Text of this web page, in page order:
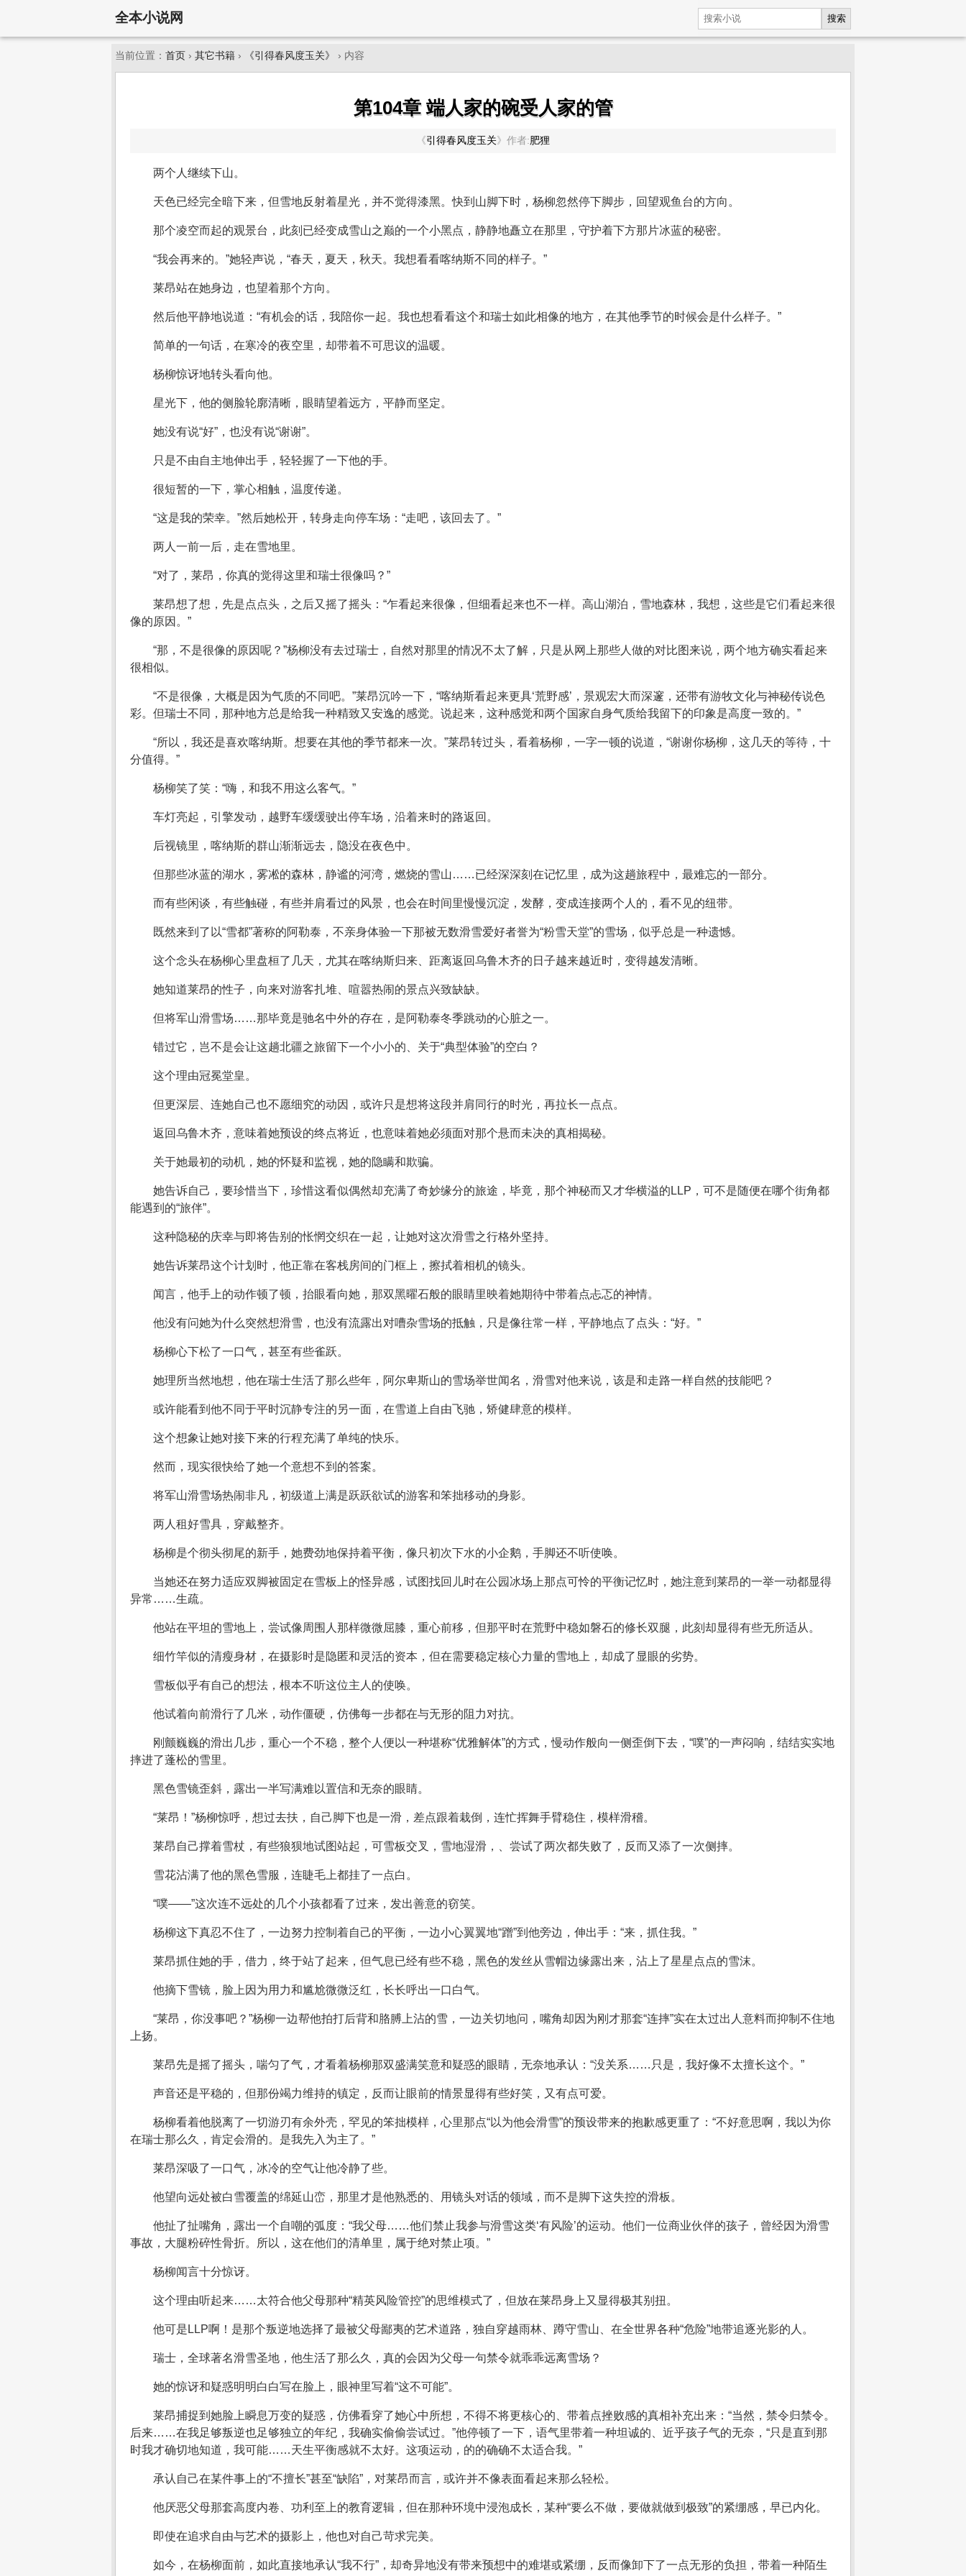
全本小说网 搜索
当前位置： 首页 › 其它书籍 › 《引得春风度玉关》 › 内容
第104章 端人家的碗受人家的管
《引得春风度玉关》 作者:肥狸
两个人继续下山。
天色已经完全暗下来，但雪地反射着星光，并不觉得漆黑。快到山脚下时，杨柳忽然停下脚步，回望观鱼台的方向。
那个凌空而起的观景台，此刻已经变成雪山之巅的一个小黑点，静静地矗立在那里，守护着下方那片冰蓝的秘密。
“我会再来的。”她轻声说，“春天，夏天，秋天。我想看看喀纳斯不同的样子。”
莱昂站在她身边，也望着那个方向。
然后他平静地说道：“有机会的话，我陪你一起。我也想看看这个和瑞士如此相像的地方，在其他季节的时候会是什么样子。”
简单的一句话，在寒冷的夜空里，却带着不可思议的温暖。
杨柳惊讶地转头看向他。
星光下，他的侧脸轮廓清晰，眼睛望着远方，平静而坚定。
她没有说“好”，也没有说“谢谢”。
只是不由自主地伸出手，轻轻握了一下他的手。
很短暂的一下，掌心相触，温度传递。
“这是我的荣幸。”然后她松开，转身走向停车场：“走吧，该回去了。”
两人一前一后，走在雪地里。
“对了，莱昂，你真的觉得这里和瑞士很像吗？”
莱昂想了想，先是点点头，之后又摇了摇头：“乍看起来很像，但细看起来也不一样。高山湖泊，雪地森林，我想，这些是它们看起来很
像的原因。”
“那，不是很像的原因呢？”杨柳没有去过瑞士，自然对那里的情况不太了解，只是从网上那些人做的对比图来说，两个地方确实看起来
很相似。
“不是很像，大概是因为气质的不同吧。”莱昂沉吟一下，“喀纳斯看起来更具‘荒野感’，景观宏大而深邃，还带有游牧文化与神秘传说色
彩。但瑞士不同，那种地方总是给我一种精致又安逸的感觉。说起来，这种感觉和两个国家自身气质给我留下的印象是高度一致的。”
“所以，我还是喜欢喀纳斯。想要在其他的季节都来一次。”莱昂转过头，看着杨柳，一字一顿的说道，“谢谢你杨柳，这几天的等待，十
分值得。”
杨柳笑了笑：“嗨，和我不用这么客气。”
车灯亮起，引擎发动，越野车缓缓驶出停车场，沿着来时的路返回。
后视镜里，喀纳斯的群山渐渐远去，隐没在夜色中。
但那些冰蓝的湖水，雾凇的森林，静谧的河湾，燃烧的雪山……已经深深刻在记忆里，成为这趟旅程中，最难忘的一部分。
而有些闲谈，有些触碰，有些并肩看过的风景，也会在时间里慢慢沉淀，发酵，变成连接两个人的，看不见的纽带。
既然来到了以“雪都”著称的阿勒泰，不亲身体验一下那被无数滑雪爱好者誉为“粉雪天堂”的雪场，似乎总是一种遗憾。
这个念头在杨柳心里盘桓了几天，尤其在喀纳斯归来、距离返回乌鲁木齐的日子越来越近时，变得越发清晰。
她知道莱昂的性子，向来对游客扎堆、喧嚣热闹的景点兴致缺缺。
但将军山滑雪场……那毕竟是驰名中外的存在，是阿勒泰冬季跳动的心脏之一。
错过它，岂不是会让这趟北疆之旅留下一个小小的、关于“典型体验”的空白？
这个理由冠冕堂皇。
但更深层、连她自己也不愿细究的动因，或许只是想将这段并肩同行的时光，再拉长一点点。
返回乌鲁木齐，意味着她预设的终点将近，也意味着她必须面对那个悬而未决的真相揭秘。
关于她最初的动机，她的怀疑和监视，她的隐瞒和欺骗。
她告诉自己，要珍惜当下，珍惜这看似偶然却充满了奇妙缘分的旅途，毕竟，那个神秘而又才华横溢的LLP，可不是随便在哪个街角都
能遇到的“旅伴”。
这种隐秘的庆幸与即将告别的怅惘交织在一起，让她对这次滑雪之行格外坚持。
她告诉莱昂这个计划时，他正靠在客栈房间的门框上，擦拭着相机的镜头。
闻言，他手上的动作顿了顿，抬眼看向她，那双黑曜石般的眼睛里映着她期待中带着点忐忑的神情。
他没有问她为什么突然想滑雪，也没有流露出对嘈杂雪场的抵触，只是像往常一样，平静地点了点头：“好。”
杨柳心下松了一口气，甚至有些雀跃。
她理所当然地想，他在瑞士生活了那么些年，阿尔卑斯山的雪场举世闻名，滑雪对他来说，该是和走路一样自然的技能吧？
或许能看到他不同于平时沉静专注的另一面，在雪道上自由飞驰，矫健肆意的模样。
这个想象让她对接下来的行程充满了单纯的快乐。
然而，现实很快给了她一个意想不到的答案。
将军山滑雪场热闹非凡，初级道上满是跃跃欲试的游客和笨拙移动的身影。
两人租好雪具，穿戴整齐。
杨柳是个彻头彻尾的新手，她费劲地保持着平衡，像只初次下水的小企鹅，手脚还不听使唤。
当她还在努力适应双脚被固定在雪板上的怪异感，试图找回儿时在公园冰场上那点可怜的平衡记忆时，她注意到莱昂的一举一动都显得
异常……生疏。
他站在平坦的雪地上，尝试像周围人那样微微屈膝，重心前移，但那平时在荒野中稳如磐石的修长双腿，此刻却显得有些无所适从。
细竹竿似的清瘦身材，在摄影时是隐匿和灵活的资本，但在需要稳定核心力量的雪地上，却成了显眼的劣势。
雪板似乎有自己的想法，根本不听这位主人的使唤。
他试着向前滑行了几米，动作僵硬，仿佛每一步都在与无形的阻力对抗。
刚颤巍巍的滑出几步，重心一个不稳，整个人便以一种堪称“优雅解体”的方式，慢动作般向一侧歪倒下去，“噗”的一声闷响，结结实实地
摔进了蓬松的雪里。
黑色雪镜歪斜，露出一半写满难以置信和无奈的眼睛。
“莱昂！”杨柳惊呼，想过去扶，自己脚下也是一滑，差点跟着栽倒，连忙挥舞手臂稳住，模样滑稽。
莱昂自己撑着雪杖，有些狼狈地试图站起，可雪板交叉，雪地湿滑，、尝试了两次都失败了，反而又添了一次侧摔。
雪花沾满了他的黑色雪服，连睫毛上都挂了一点白。
“噗——”这次连不远处的几个小孩都看了过来，发出善意的窃笑。
杨柳这下真忍不住了，一边努力控制着自己的平衡，一边小心翼翼地“蹭”到他旁边，伸出手：“来，抓住我。”
莱昂抓住她的手，借力，终于站了起来，但气息已经有些不稳，黑色的发丝从雪帽边缘露出来，沾上了星星点点的雪沫。
他摘下雪镜，脸上因为用力和尴尬微微泛红，长长呼出一口白气。
“莱昂，你没事吧？”杨柳一边帮他拍打后背和胳膊上沾的雪，一边关切地问，嘴角却因为刚才那套“连摔”实在太过出人意料而抑制不住地
上扬。
莱昂先是摇了摇头，喘匀了气，才看着杨柳那双盛满笑意和疑惑的眼睛，无奈地承认：“没关系……只是，我好像不太擅长这个。”
声音还是平稳的，但那份竭力维持的镇定，反而让眼前的情景显得有些好笑，又有点可爱。
杨柳看着他脱离了一切游刃有余外壳，罕见的笨拙模样，心里那点“以为他会滑雪”的预设带来的抱歉感更重了：“不好意思啊，我以为你
在瑞士那么久，肯定会滑的。是我先入为主了。”
莱昂深吸了一口气，冰冷的空气让他冷静了些。
他望向远处被白雪覆盖的绵延山峦，那里才是他熟悉的、用镜头对话的领域，而不是脚下这失控的滑板。
他扯了扯嘴角，露出一个自嘲的弧度：“我父母……他们禁止我参与滑雪这类‘有风险’的运动。他们一位商业伙伴的孩子，曾经因为滑雪
事故，大腿粉碎性骨折。所以，这在他们的清单里，属于绝对禁止项。”
杨柳闻言十分惊讶。
这个理由听起来……太符合他父母那种“精英风险管控”的思维模式了，但放在莱昂身上又显得极其别扭。
他可是LLP啊！是那个叛逆地选择了最被父母鄙夷的艺术道路，独自穿越雨林、蹲守雪山、在全世界各种“危险”地带追逐光影的人。
瑞士，全球著名滑雪圣地，他生活了那么久，真的会因为父母一句禁令就乖乖远离雪场？
她的惊讶和疑惑明明白白写在脸上，眼神里写着“这不可能”。
莱昂捕捉到她脸上瞬息万变的疑惑，仿佛看穿了她心中所想，不得不将更核心的、带着点挫败感的真相补充出来：“当然，禁令归禁令。
后来……在我足够叛逆也足够独立的年纪，我确实偷偷尝试过。”他停顿了一下，语气里带着一种坦诚的、近乎孩子气的无奈，“只是直到那
时我才确切地知道，我可能……天生平衡感就不太好。这项运动，的的确确不太适合我。”
承认自己在某件事上的“不擅长”甚至“缺陷”，对莱昂而言，或许并不像表面看起来那么轻松。
他厌恶父母那套高度内卷、功利至上的教育逻辑，但在那种环境中浸泡成长，某种“要么不做，要做就做到极致”的紧绷感，早已内化。
即使在追求自由与艺术的摄影上，他也对自己苛求完美。
如今，在杨柳面前，如此直接地承认“我不行”，却奇异地没有带来预想中的难堪或紧绷，反而像卸下了一点无形的负担，带着一种陌生